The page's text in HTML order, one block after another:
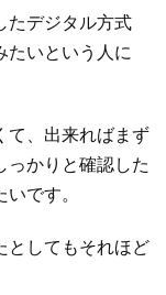
たデジタル方式
たいという人に
て、出来ればまず
っかりと確認した
です。
としてもそれほど